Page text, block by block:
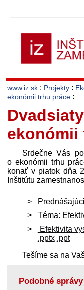
www.iz.sk : Projekty :
ekonómii trhu práce :
ekonómii
Srdečne Vás
o ekonómii trhu
konať v piatok dňa
Inštitútu
Téma:
Efektivita
.pptx .ppt
Tešíme sa na
Podobné správy